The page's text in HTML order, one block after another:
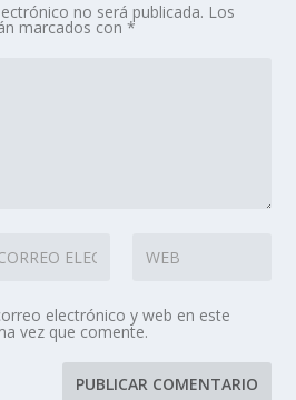
no será publicada. Los
marcados con*
electrónico y web en este
vez que comente.